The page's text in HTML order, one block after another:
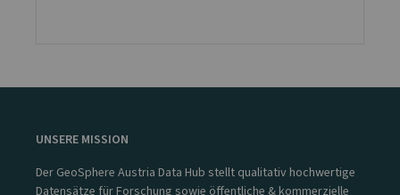
UNSERE MISSION
Der GeoSphere Austria Data Hub stellt qualitativ hochwertige
Datensätze für Forschung sowie öffentliche & kommerzielle